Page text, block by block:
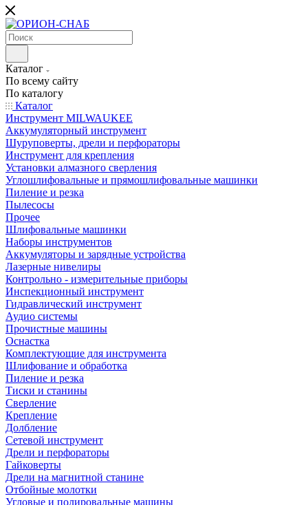
Каталог
По всему сайту
По каталогу
Каталог
Инструмент MILWAUKEE
Аккумуляторный инструмент
Шуруповерты, дрели и перфораторы
Инструмент для крепления
Установки алмазного сверления
Углошлифовальные и прямошлифовальные машинки
Пиление и резка
Пылесосы
Прочее
Шлифовальные машинки
Наборы инструментов
Аккумуляторы и зарядные устройства
Лазерные нивелиры
Контрольно - измерительные приборы
Инспекционный инструмент
Гидравлический инструмент
Аудио системы
Прочистные машины
Оснастка
Комплектующие для инструмента
Шлифование и обработка
Пиление и резка
Тиски и станины
Сверление
Крепление
Долбление
Сетевой инструмент
Дрели и перфораторы
Гайковерты
Дрели на магнитной станине
Отбойные молотки
Угловые и полировальные машины